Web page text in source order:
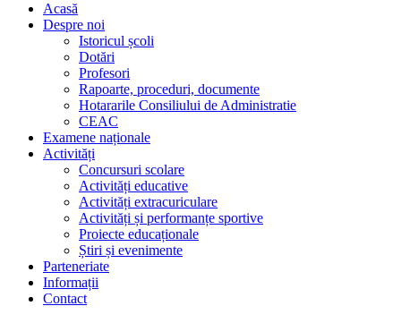
Acasă
Despre noi
Istoricul școli
Dotări
Profesori
Rapoarte, proceduri, documente
Hotararile Consiliului de Administratie
CEAC
Examene naționale
Activități
Concursuri scolare
Activități educative
Activități extracuriculare
Activități și performanțe sportive
Proiecte educaționale
Știri și evenimente
Parteneriate
Informații
Contact